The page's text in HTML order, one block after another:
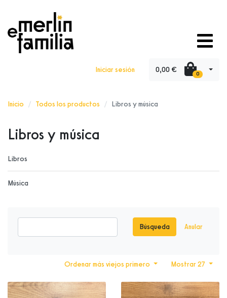
Iniciar sesión 0,00 € 0
Inicio Todos los productos Libros y música
Libros y música
Libros
Música
Búsqueda Anular
Mostrar 27
Ordenar más viejos primero